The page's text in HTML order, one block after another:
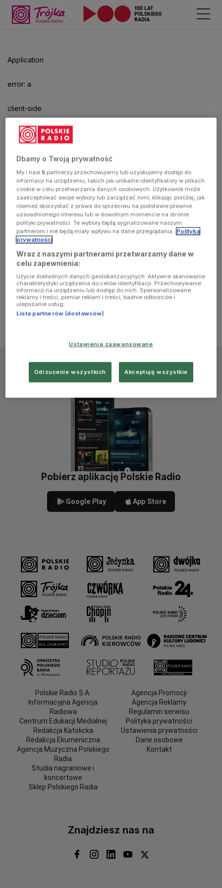
Application
error: a
client-side
exception
has
occurred
(see the
browser
console for
more
information)
aby
odtwarzać.
Pobierz aplikację Polskie Radio
Google Play App Store
Polskie Radio S.A.
Informacyjna Agencja
Radiowa
Centrum Edukacji Medialnej
Redakcja Katolicka
Redakcja Ekumeniczna
Agencja Muzyczna Polskiego
Radia
Studia nagraniowe i
koncertowe
Sklep Polskiego Radia
Agencja Promocji
Agencja Reklamy
Regulamin serwisu
Polityka prywatności
Ustawienia prywatności
Dane osobowe
Kontakt
Znajdziesz nas na
Dbamy o Twoją prywatność
My i nasi5 partnerzy przechowujemy lub uzyskujemy dostęp do
informacji na urządzeniu, takich jak unikalne identyfikatory w plikach
cookie w celu przetwarzania danych osobowych. Użytkownik może
zaakceptować swoje wybory lub zarządzać nimi, klikając poniżej, jak
również skorzystać z prawa do sprzeciwu na podstawie prawnie
uzasadnionego interesu lub w dowolnym momencie na stronie
polityki prywatności. Te wybory będą sygnalizowane naszym
partnerom i nie będą miały wpływu na dane przeglądania. Polityka
prywatności
Wraz z naszymi partnerami przetwarzamy dane w
celu zapewnienia:
Użycie dokładnych danych geolokalizacyjnych. Aktywne skanowanie
charakterystyki urządzenia do celów identyfikacji. Przechowywanie
informacji na urządzeniu lub dostęp do nich. Spersonalizowane
reklamy i treści, pomiar reklam i treści, badnie odbiorców i
ulepszanie usług.
Lista partnerów (dostawców)
Ustawienia zaawansowane
Odrzucenie wszystkich Akceptuję wszystkie